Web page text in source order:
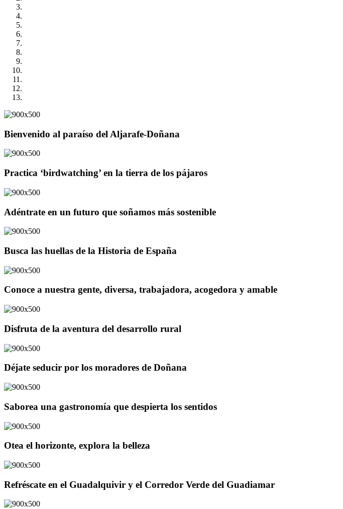
Bienvenido al paraíso del Aljarafe-Doñana
Practica ‘birdwatching’ en la tierra de los pájaros
Adéntrate en un futuro que soñamos más sostenible
Busca las huellas de la Historia de España
Conoce a nuestra gente, diversa, trabajadora, acogedora y amable
Disfruta de la aventura del desarrollo rural
Déjate seducir por los moradores de Doñana
Saborea una gastronomía que despierta los sentidos
Otea el horizonte, explora la belleza
Refréscate en el Guadalquivir y el Corredor Verde del Guadiamar